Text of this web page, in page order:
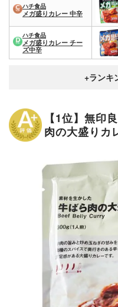
ハチ食品
メガ盛りカレー 中辛
ハチ食品
メガ盛りカレー チー
ズ中辛
【1位】無印
肉の大盛りカ